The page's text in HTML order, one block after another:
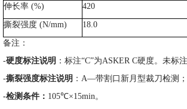
伸长率 (%) 420
撕裂强度 (N/mm) 18.0
备注：
-硬度标注说明 ：标注“C”为ASKER C硬度。未标
-撕裂强度标注说明 ：A—带割口新月型裁刀检测
-检测条件 ： 105℃×15min。